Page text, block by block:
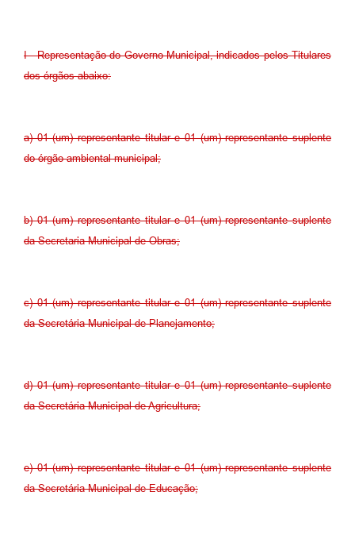
I - Representação do Governo Municipal, indicados pelos Titulares
dos órgãos abaixo:
a) 01 (um) representante titular e 01 (um) representante suplente
do órgão ambiental municipal;
b) 01 (um) representante titular e 01 (um) representante suplente
da Secretaria Municipal de Obras;
c) 01 (um) representante titular e 01 (um) representante suplente
da Secretária Municipal de Planejamento;
d) 01 (um) representante titular e 01 (um) representante suplente
da Secretária Municipal de Agricultura;
e) 01 (um) representante titular e 01 (um) representante suplente
da Secretária Municipal de Educação;